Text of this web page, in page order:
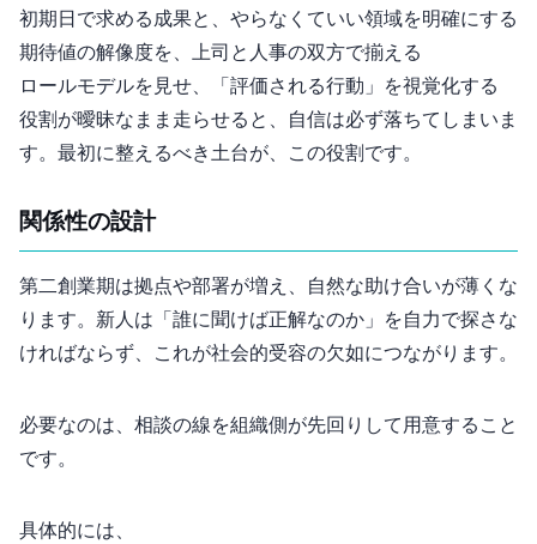
初期90日で求める成果と、やらなくていい領域を明確にする
“期待値の解像度”を、上司と人事の双方で揃える
ロールモデルを見せ、「評価される行動」を視覚化する
役割が曖昧なまま走らせると、自信は必ず落ちてしまいま
す。最初に整えるべき土台が、この役割です。
2. “関係性”の設計
第二創業期は拠点や部署が増え、自然な助け合いが薄くな
ります。新人は「誰に聞けば正解なのか」を自力で探さな
ければならず、これが社会的受容の欠如につながります。
必要なのは、相談の線を組織側が先回りして用意すること
です。
具体的には、